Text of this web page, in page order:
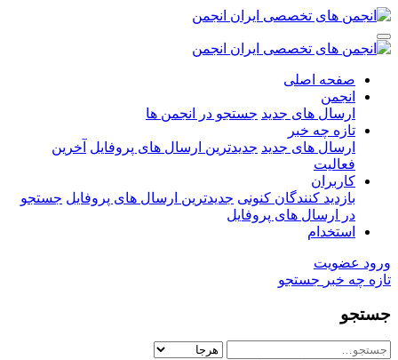
صفحه اصلی
انجمن
ارسال های جدید جستجو در انجمن ها
تازه چه خبر
ارسال های جدید جدیدترین ارسال های پروفایل آخرین
فعالیت
کاربران
بازدید کنندگان کنونی جدیدترین ارسال های پروفایل جستجو
در ارسال های پروفایل
استخدام
ورود عضویت
تازه چه خبر جستجو
جستجو